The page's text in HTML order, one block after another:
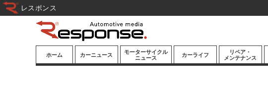
ホーム カーニュース
モーターサイクル
ニュース
カーライフ
リペア・
メンテナンス
レスポンス